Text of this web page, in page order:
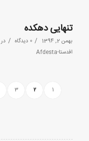
تنهایی دهکده
بهمن 2, 1394 / 0 دیدگاه / در
افدستا-Afdesta
1
2
3